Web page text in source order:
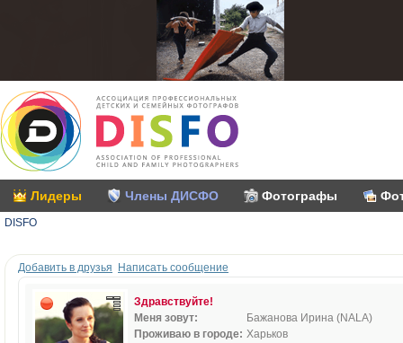
Лидеры Члены ДИСФО Фотографы
DISFO
Добавить в друзья Написать сообщение
Здравствуйте!
Меня зовут:
Бажанова Ирина (NALA)
Проживаю в городе: Харьков